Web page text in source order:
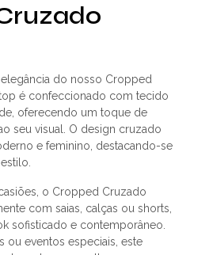
do nosso Cropped
é confeccionado com tecido
oferecendo um toque de
seu visual. O design cruzado
e feminino, destacando-se
o Cropped Cruzado
com saias, calças ou shorts,
sofisticado e contemporâneo.
ou eventos especiais, este